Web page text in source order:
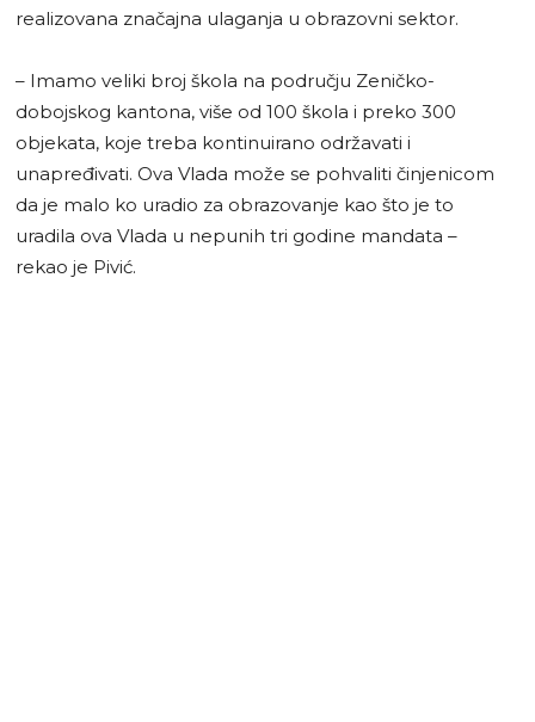
realizovana značajna ulaganja u obrazovni sektor.
– Imamo veliki broj škola na području Zeničko-
dobojskog kantona, više od 100 škola i preko 300
objekata, koje treba kontinuirano održavati i
unapređivati. Ova Vlada može se pohvaliti činjenicom
da je malo ko uradio za obrazovanje kao što je to
uradila ova Vlada u nepunih tri godine mandata –
rekao je Pivić.